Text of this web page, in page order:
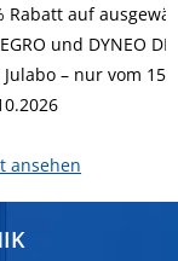
Rabatt auf
und DYNEO
Julabo – nur vom
ansehen